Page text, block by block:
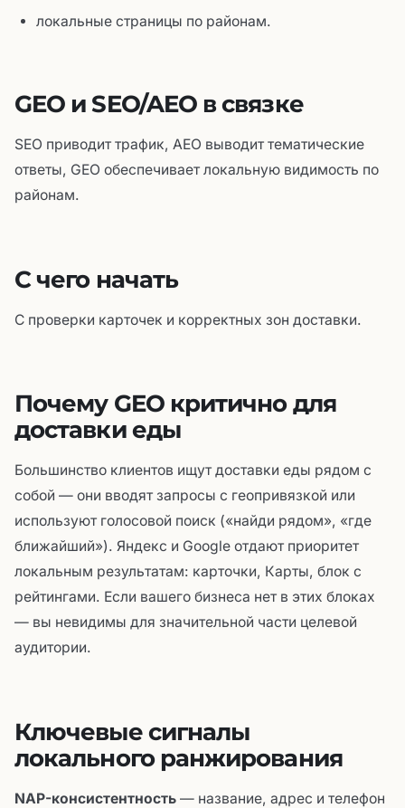
локальные страницы по районам.
GEO и SEO/AEO в связке
SEO приводит трафик, AEO выводит тематические
ответы, GEO обеспечивает локальную видимость по
районам.
С чего начать
С проверки карточек и корректных зон доставки.
Почему GEO критично для
доставки еды
Большинство клиентов ищут доставки еды рядом с
собой — они вводят запросы с геопривязкой или
используют голосовой поиск («найди рядом», «где
ближайший»). Яндекс и Google отдают приоритет
локальным результатам: карточки, Карты, блок с
рейтингами. Если вашего бизнеса нет в этих блоках
— вы невидимы для значительной части целевой
аудитории.
Ключевые сигналы
локального ранжирования
NAP-консистентность — название, адрес и телефон